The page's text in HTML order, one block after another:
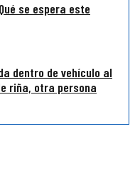
se espera este
dentro de vehículo al
riña, otra persona